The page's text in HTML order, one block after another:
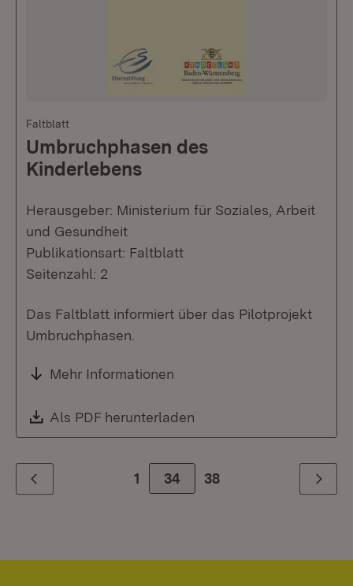
Faltblatt
Umbruchphasen des
Kinderlebens
Herausgeber: Ministerium für Soziales, Arbeit
und Gesundheit
Publikationsart: Faltblatt
Seitenzahl: 2
Das Faltblatt informiert über das Pilotprojekt
Umbruchphasen.
Mehr Informationen
Download:
Als PDF herunterladen
Zurück 1 Zur Seite
34 38 Weiter